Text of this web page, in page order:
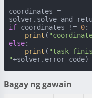
coordinates =
if coordinates != 0:
print (
else:
print ( "task
"+solver.error_code)
Bagay ng gawain